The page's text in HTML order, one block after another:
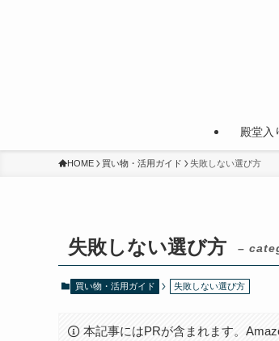
殿堂入
HOME 買い物・活用ガイド 失敗しない選び方
失敗しない選び方 –
買い物・活用ガイド 失敗しない選び方
本記事にはPRが含まれます。